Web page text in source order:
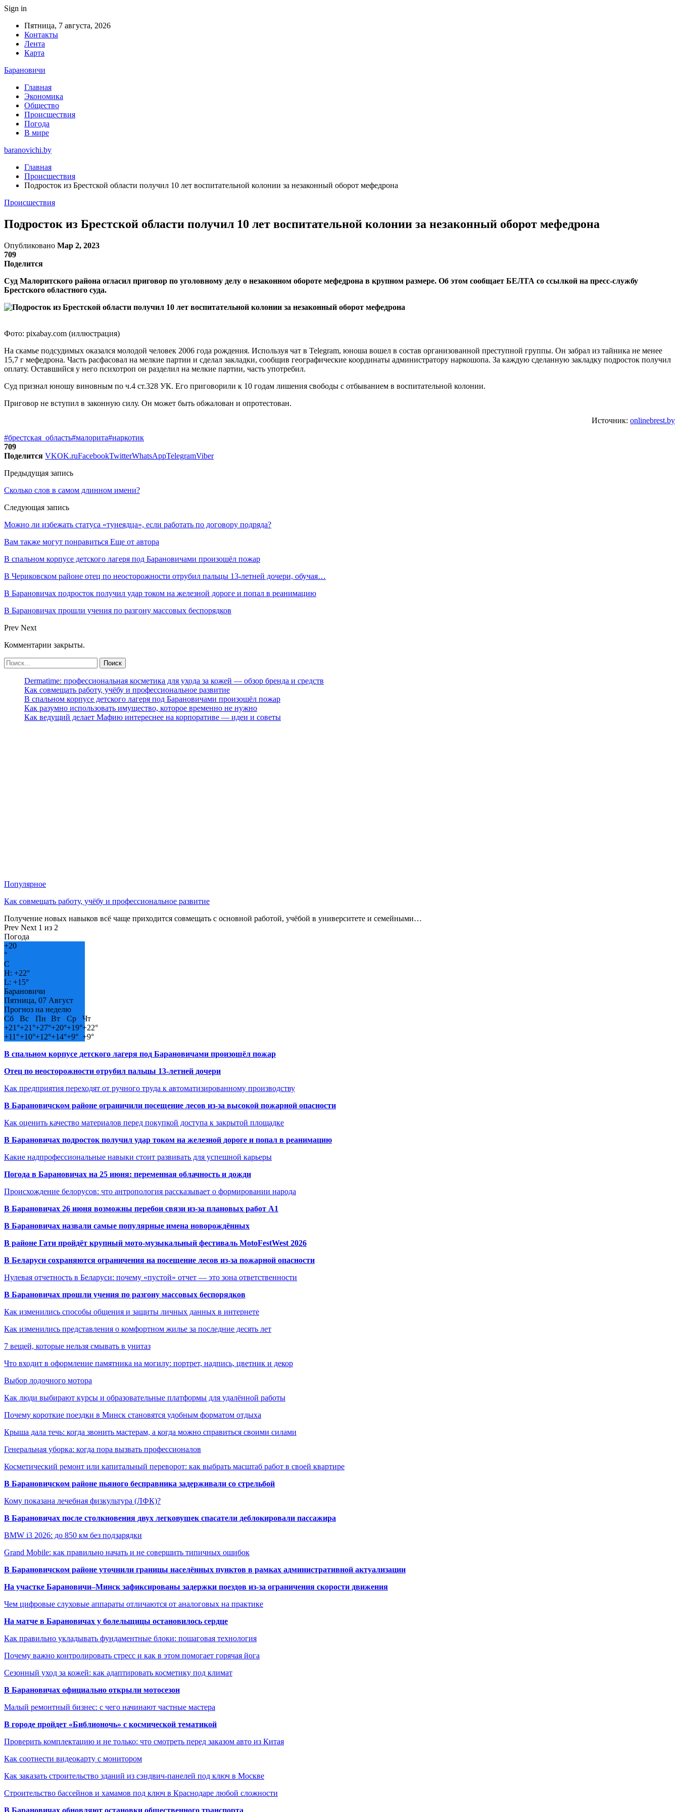
Sign in
Пятница, 7 августа, 2026
Контакты
Лента
Карта
Барановичи
Главная
Экономика
Общество
Происшествия
Погода
В мире
baranovichi.by
Главная
Происшествия
Подросток из Брестской области получил 10 лет воспитательной колонии за незаконный оборот мефедрона
Происшествия
Подросток из Брестской области получил 10 лет воспитательной колонии за незаконный оборот мефедрона
Опубликовано Мар 2, 2023
709
Поделится
Суд Малоритского района огласил приговор по уголовному делу о незаконном обороте мефедрона в крупном размере. Об этом сообщает БЕЛТА со ссылкой на пресс-службу
Брестского областного суда.
Фото: pixabay.com (иллюстрация)
На скамье подсудимых оказался молодой человек 2006 года рождения. Используя чат в Telegram, юноша вошел в состав организованной преступной группы. Он забрал из тайника не менее
15,7 г мефедрона. Часть расфасовал на мелкие партии и сделал закладки, сообщив географические координаты администратору наркошопа. За каждую сделанную закладку подросток получил
оплату. Оставшийся у него психотроп он разделил на мелкие партии, часть употребил.
Суд признал юношу виновным по ч.4 ст.328 УК. Его приговорили к 10 годам лишения свободы с отбыванием в воспитательной колонии.
Приговор не вступил в законную силу. Он может быть обжалован и опротестован.
Источник: onlinebrest.by
#брестская_область#малорита#наркотик
709
Поделится VKOK.ruFacebookTwitterWhatsAppTelegramViber
Предыдущая запись
Сколько слов в самом длинном имени?
Следующая запись
Можно ли избежать статуса «тунеядца», если работать по договору подряда?
Вам также могут понравиться Еще от автора
В спальном корпусе детского лагеря под Барановичами произошёл пожар
В Чериковском районе отец по неосторожности отрубил пальцы 13-летней дочери, обучая…
В Барановичах подросток получил удар током на железной дороге и попал в реанимацию
В Барановичах прошли учения по разгону массовых беспорядков
Prev Next
Комментарии закрыты.
Dermatime: профессиональная косметика для ухода за кожей — обзор бренда и средств
Как совмещать работу, учёбу и профессиональное развитие
В спальном корпусе детского лагеря под Барановичами произошёл пожар
Как разумно использовать имущество, которое временно не нужно
Как ведущий делает Мафию интереснее на корпоративе — идеи и советы
Популярное
Как совмещать работу, учёбу и профессиональное развитие
Получение новых навыков всё чаще приходится совмещать с основной работой, учёбой в университете и семейными…
Prev Next 1 из 2
Погода
+20
°
C
H: +22°
L: +15°
Барановичи
Пятница, 07 Август
Прогноз на неделю
Сб
Вс Пн Вт Ср
Чт
+21°+21°+27°+20°+19°+22°
+11°+10°+12°+14°+9° +9°
В спальном корпусе детского лагеря под Барановичами произошёл пожар
Отец по неосторожности отрубил пальцы 13-летней дочери
Как предприятия переходят от ручного труда к автоматизированному производству
В Барановичском районе ограничили посещение лесов из-за высокой пожарной опасности
Как оценить качество материалов перед покупкой доступа к закрытой площадке
В Барановичах подросток получил удар током на железной дороге и попал в реанимацию
Какие надпрофессиональные навыки стоит развивать для успешной карьеры
Погода в Барановичах на 25 июня: переменная облачность и дожди
Происхождение белорусов: что антропология рассказывает о формировании народа
В Барановичах 26 июня возможны перебои связи из-за плановых работ A1
В Барановичах назвали самые популярные имена новорождённых
В районе Гати пройдёт крупный мото-музыкальный фестиваль MotoFestWest 2026
В Беларуси сохраняются ограничения на посещение лесов из-за пожарной опасности
Нулевая отчетность в Беларуси: почему «пустой» отчет — это зона ответственности
В Барановичах прошли учения по разгону массовых беспорядков
Как изменились способы общения и защиты личных данных в интернете
Как изменились представления о комфортном жилье за последние десять лет
7 вещей, которые нельзя смывать в унитаз
Что входит в оформление памятника на могилу: портрет, надпись, цветник и декор
Выбор лодочного мотора
Как люди выбирают курсы и образовательные платформы для удалённой работы
Почему короткие поездки в Минск становятся удобным форматом отдыха
Крыша дала течь: когда звонить мастерам, а когда можно справиться своими силами
Генеральная уборка: когда пора вызвать профессионалов
Косметический ремонт или капитальный переворот: как выбрать масштаб работ в своей квартире
В Барановичском районе пьяного бесправника задерживали со стрельбой
Кому показана лечебная физкультура (ЛФК)?
В Барановичах после столкновения двух легковушек спасатели деблокировали пассажира
BMW i3 2026: до 850 км без подзарядки
Grand Mobile: как правильно начать и не совершить типичных ошибок
В Барановичском районе уточнили границы населённых пунктов в рамках административной актуализации
На участке Барановичи–Минск зафиксированы задержки поездов из-за ограничения скорости движения
Чем цифровые слуховые аппараты отличаются от аналоговых на практике
На матче в Барановичах у болельщицы остановилось сердце
Как правильно укладывать фундаментные блоки: пошаговая технология
Почему важно контролировать стресс и как в этом помогает горячая йога
Сезонный уход за кожей: как адаптировать косметику под климат
В Барановичах официально открыли мотосезон
Малый ремонтный бизнес: с чего начинают частные мастера
В городе пройдет «Библионочь» с космической тематикой
Проверить комплектацию и не только: что смотреть перед заказом авто из Китая
Как соотнести видеокарту с монитором
Как заказать строительство зданий из сэндвич-панелей под ключ в Москве
Строительство бассейнов и хамамов под ключ в Краснодаре любой сложности
В Барановичах обновляют остановки общественного транспорта